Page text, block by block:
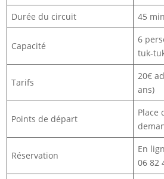
Durée du circuit
45
Capacité
6
tuk-
Tarifs
20€
ans)
Points de départ
Place
Réservation
En
06 82